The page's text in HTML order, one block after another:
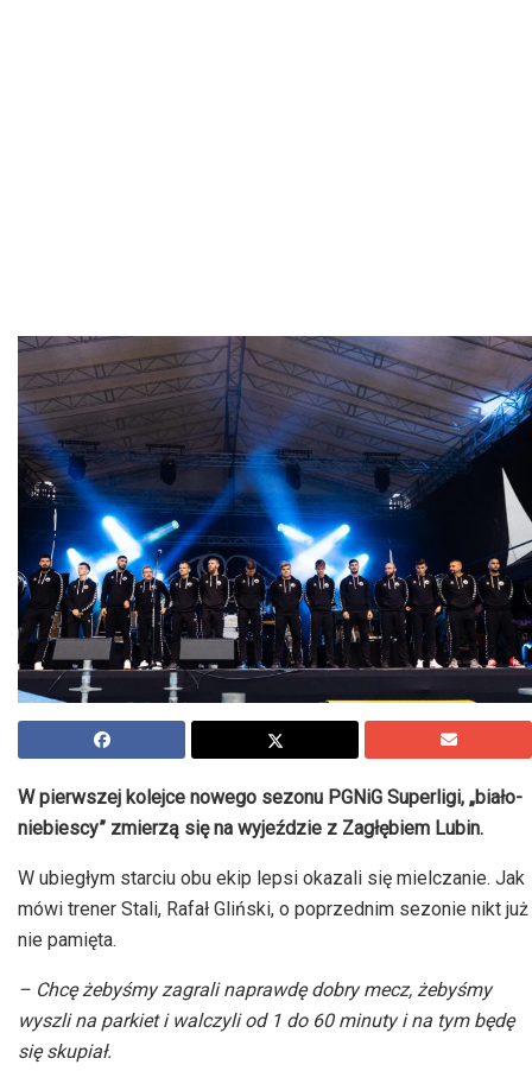
W pierwszej kolejce nowego sezonu PGNiG Superligi, „biało-
niebiescy” zmierzą się na wyjeździe z Zagłębiem Lubin.
W ubiegłym starciu obu ekip lepsi okazali się mielczanie. Jak
mówi trener Stali, Rafał Gliński, o poprzednim sezonie nikt już
nie pamięta.
– Chcę żebyśmy zagrali naprawdę dobry mecz, żebyśmy
wyszli na parkiet i walczyli od 1 do 60 minuty i na tym będę
się skupiał.